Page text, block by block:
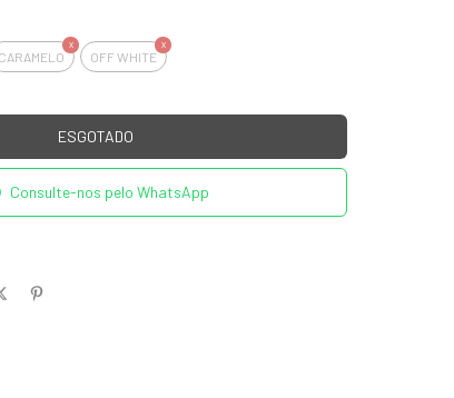
CARAMELO OFF WHITE
Consulte-nos pelo WhatsApp